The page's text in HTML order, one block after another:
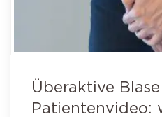
Überaktive
Patientenvideo: